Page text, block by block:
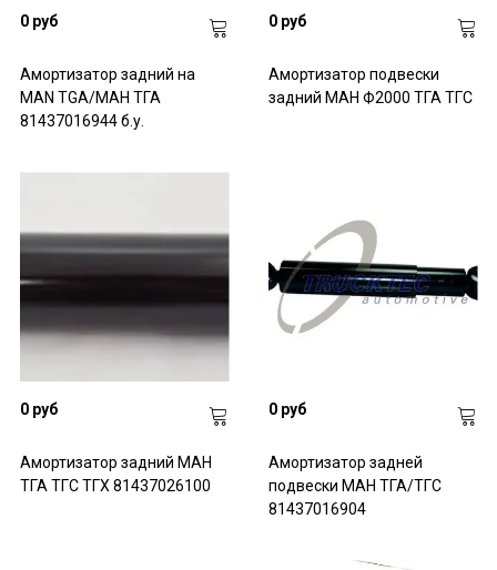
0 руб
Амортизатор задний на
MAN TGA/МАН ТГА
81437016944 б.у.
0 руб
Амортизатор подвески
задний МАН Ф2000 ТГА ТГС
0 руб
Амортизатор задний МАН
ТГА ТГС ТГХ 81437026100
0 руб
Амортизатор задней
подвески МАН ТГА/ТГС
81437016904